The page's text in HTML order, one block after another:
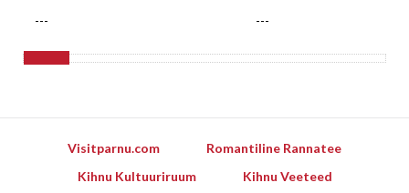
--- ---
Visitparnu.com
Romantiline Rannatee
Kihnu Kultuuriruum
Kihnu Veeteed